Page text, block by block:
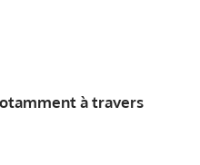
à travers